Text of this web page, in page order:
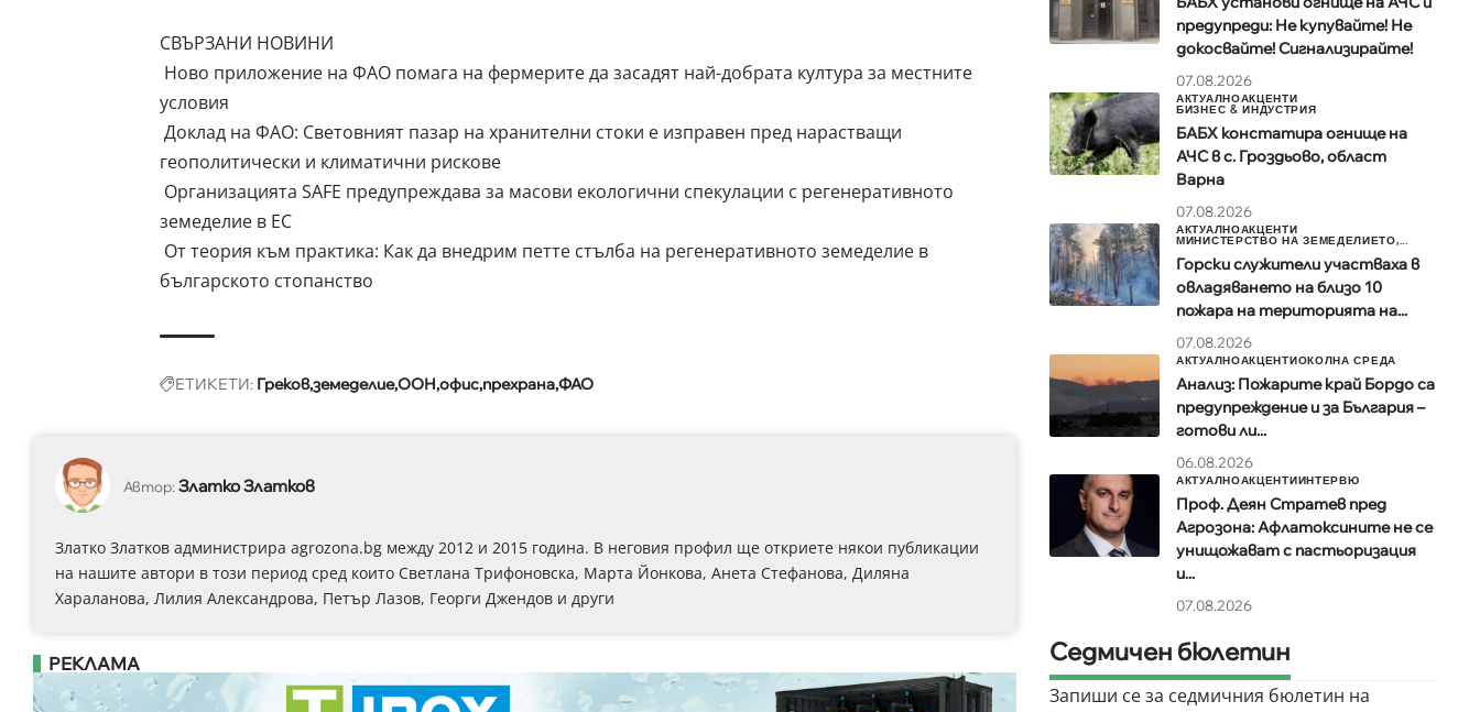
СВЪРЗАНИ НОВИНИ
Ново приложение на ФАО помага на фермерите да засадят най-добрата култура за местните
условия
Доклад на ФАО: Световният пазар на хранителни стоки е изправен пред нарастващи
геополитически и климатични рискове
Организацията SAFE предупреждава за масови екологични спекулации с регенеративното
земеделие в ЕС
От теория към практика: Как да внедрим петте стълба на регенеративното земеделие в
българското стопанство
ЕТИКЕТИ: ГрековземеделиеООН офиспрехранаФАО
Автор: Златко Златков
Златко Златков администрира agrozona.bg между 2012 и 2015 година. В неговия профил ще откриете някои публикации
на нашите автори в този период сред които Светлана Трифоновска, Марта Йонкова, Анета Стефанова, Диляна
Хараланова, Лилия Александрова, Петър Лазов, Георги Джендов и други
РЕКЛАМА
предупреди: Не купувайте! Не
докосвайте! Сигнализирайте!
07.08.2026
АКТУАЛНОАКЦЕНТИ
БИЗНЕС & ИНДУСТРИЯ
БАБХ констатира огнище на
АЧС в с. Гроздьово, област
Варна
07.08.2026
АКТУАЛНОАКЦЕНТИ
МИНИСТЕРСТВО НА ЗЕМЕДЕЛИЕТО,...
Горски служители участваха в
овладяването на близо 10
пожара на територията на...
07.08.2026
АКТУАЛНОАКЦЕНТИОКОЛНА СРЕДА
Анализ: Пожарите край Бордо са
предупреждение и за България –
готови ли...
06.08.2026
АКТУАЛНОАКЦЕНТИИНТЕРВЮ
Проф. Деян Стратев пред
Агрозона: Афлатоксините не се
унищожават с пастьоризация
и...
07.08.2026
Седмичен бюлетин
Запиши се за седмичния бюлетин на